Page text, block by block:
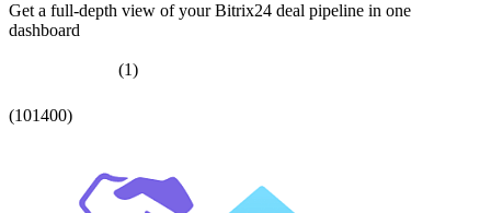
Get a full-depth view of your Bitrix24 deal pipeline in one
dashboard
(1)
(101400)